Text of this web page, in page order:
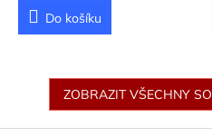
Do košíku
ZOBRAZIT VŠECHNY